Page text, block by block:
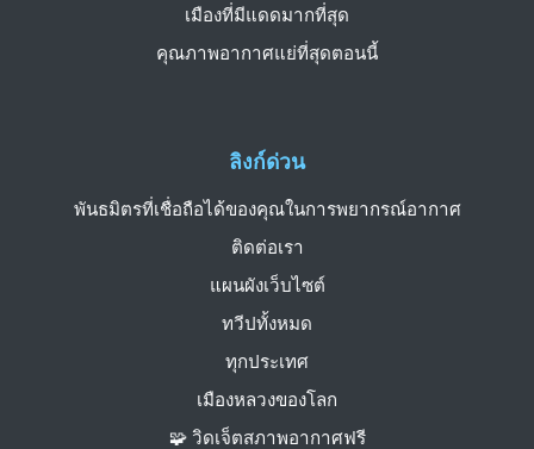
ลิงก์ด่วน
พันธมิตรที่เชื่อถือได้ของคุณในการพยากรณ์อากาศ
ติดต่อเรา
แผนผังเว็บไซต์
ทวีปทั้งหมด
ทุกประเทศ
เมืองหลวงของโลก
🧩 วิดเจ็ตสภาพอากาศฟรี
เมืองที่มีแดดมากที่สุด
คุณภาพอากาศแย่ที่สุดตอนนี้